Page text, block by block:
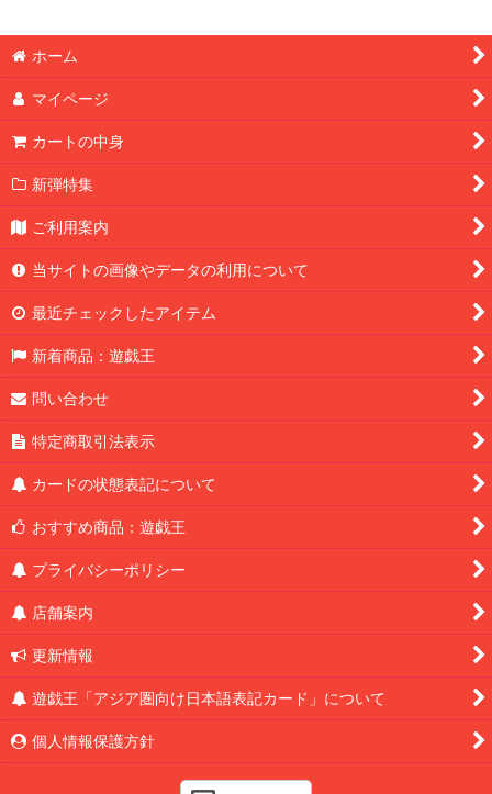
ホーム
マイページ
カートの中身
新弾特集
ご利用案内
当サイトの画像やデータの利用について
最近チェックしたアイテム
新着商品：遊戯王
問い合わせ
特定商取引法表示
カードの状態表記について
おすすめ商品：遊戯王
プライバシーポリシー
店舗案内
更新情報
遊戯王「アジア圏向け日本語表記カード」について
個人情報保護方針